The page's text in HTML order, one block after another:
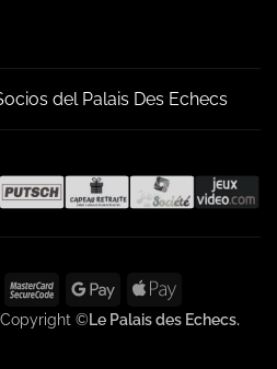
del Palais Des Echecs
MasterCardMasterCard
2
Google
Pay
Apple
Pay
©Le Palais des Echecs.